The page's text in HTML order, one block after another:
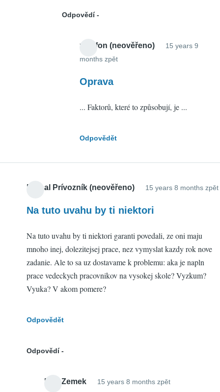
Odpovědí
xylofon (neověřeno)
15 years 9
months zpět
Tady
xylofon
Oprava
... Faktorů, které to způsobují, je ...
Odpovědět
Michal Prívozník (neověřeno) 15 years 8 months zpět
Na tuto uvahu by ti niektori
Na tuto uvahu by ti niektori garanti povedali, ze oni maju
mnoho inej, dolezitejsej prace, nez vymyslat kazdy rok nove
zadanie. Ale to sa uz dostavame k problemu: aka je napln
prace vedeckych pracovnikov na vysokej skole? Vyzkum?
Vyuka? V akom pomere?
Odpovědět
Odpovědí
Petr Zemek 15 years 8 months zpět